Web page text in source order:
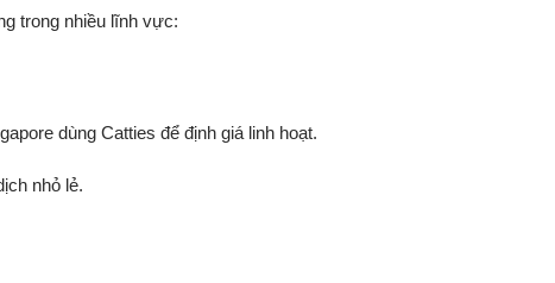
trong nhiều lĩnh vực:
dùng Catties để định giá linh hoạt.
nhỏ lẻ.